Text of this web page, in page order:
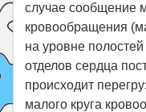
случае сообщение
кровообращения
на уровне
отделов сердца
происходит
малого круга